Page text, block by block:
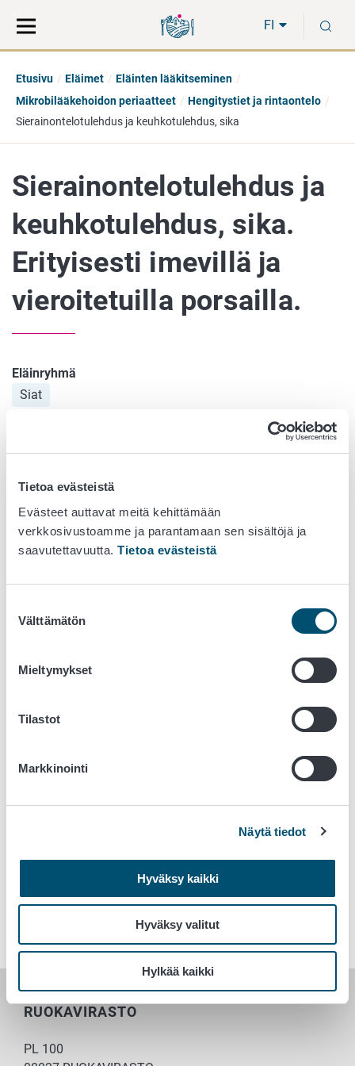
Tietoa evästeistä
Evästeet auttavat meitä kehittämään
verkkosivustoamme ja parantamaan sen sisältöjä ja
saavutettavuutta. Tietoa evästeistä
valinta
Välttämätön
Mieltymykset
Tilastot
Markkinointi
Näytä tiedot
Hyväksy kaikki
Hyväksy valitut
Hylkää kaikki
suoraan
sisältöön
koko
sivuston
FI
Etusivu Eläimet
Eläinten lääkitseminen
Mikrobilääkehoidon periaatteet
Hengitystiet ja rintaontelo
Sierainontelotulehdus ja keuhkotulehdus, sika
Sierainontelotulehdus ja
keuhkotulehdus, sika.
Erityisesti imevillä ja
vieroitetuilla porsailla.
Eläinryhmä
Siat
Aiheuttajamikrobi
Bordetella bronchiseptica
1. Hoito
Tai herkkyysmäärityksen mukaan.
Huomautuksia
RUOKAVIRASTO
PL 100